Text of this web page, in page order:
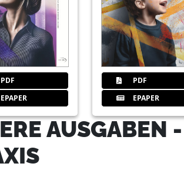
PDF
EPAPER
PDF
EPAPER
AUSGABEN